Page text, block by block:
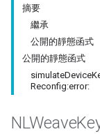
摘要
繼承
公開的靜態函式
公開的靜態函式
Reconfig:error:
NLWeave